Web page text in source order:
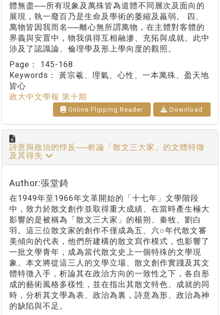
體無盡──所有現象及萬殊皆為道體不同層次及面向的
展現，執一廢百乃是生命及學術的萎縮及羸弱。 四、
萬物皆因我而名──離心無所謂萬物，在主體對客體的
界義與安置中，物我俱得互相融滲、充拓與成就。此中
涉及了認識論、倫理學及形上學向度的觀照。
Page： 145-168
Keywords： 黃宗羲、理氣、心性、一本萬殊、盈天地
皆心
政大中文學報 第十期
Online Flipping Reader Download
詩意與政治的悖反──析論「散文三大家」的文體特徵
及其得失
Author:張堂錡
在1949年至1966年文革開始的「十七年」文學階段
中，致力於散文創作並取得重大成績、在當時產生極大
影響的是被稱為「散文三大家」的楊朔、秦牧、劉白
羽。這三位散文家的創作不僅成為五、六○年代散文審
美傾向的代表，他們所建構的散文寫作模式，也影響了
一批文學青年，成為當代散文史上一個特殊的文學現
象。本文將從這三人的文學立場、散文創作實踐及其文
體特徵入手，析論其在政治方向的一致性之下，各自形
成的藝術風格多樣性，並在指出其散文特色、成就的同
時，分析其文學為表、政治為裏，詩意為形、政治為神
的缺陷與不足。